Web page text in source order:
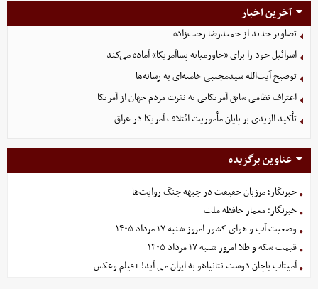
آخرین اخبار
تصاویر جدید از حمیدرضا رجب‌زاده
اسرائیل خود را برای «خاورمیانه پساآمریکا» آماده می‌کند
توصیح آیت‌الله سیدمجتبی خامنه‌ای به رسانه‌ها
اعتراف نظامی سابق آمریکایی به نفرت مردم جهان از آمریکا
تأکید الزیدی بر پایان مأموریت ائتلاف آمریکا در عراق
عناوین برگزیده
خبرنگار؛ مرزبان حقیقت در جبهه جنگ روایت‌ها
خبرنگار؛ معمار حافظه ملت
وضعیت آب و هوای کشور امروز شنبه ۱۷ مرداد ۱۴۰۵
قیمت سکه و طلا امروز شنبه ۱۷ مرداد ۱۴۰۵
آمیتاب باچان دوست نتانیاهو به ایران می آید! +فیلم وعکس